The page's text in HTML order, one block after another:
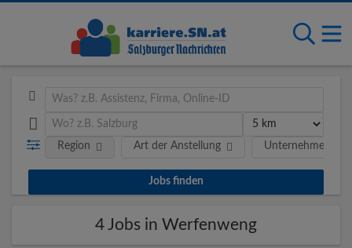
Art der Anstellung Unternehmen
Region
4 Jobs in Werfenweng